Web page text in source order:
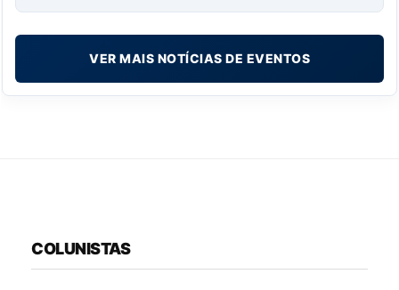
VER MAIS NOTÍCIAS DE EVENTOS
COLUNISTAS